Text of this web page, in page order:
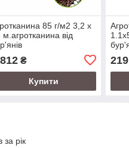
85 г/м2 3,2 х
м.агротканина від
₴
Купити
219
за рік